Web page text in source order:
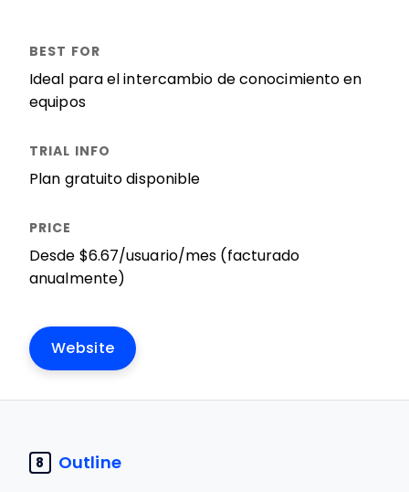
Ideal para el intercambio de conocimiento en
equipos
Plan gratuito disponible
Desde $6.67/usuario/mes (facturado
anualmente)
Website
8 Outline